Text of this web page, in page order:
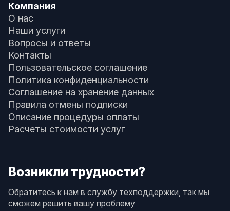
Компания
О нас
Наши услуги
Вопросы и ответы
Контакты
Пользовательское соглашение
Политика конфиденциальности
Соглашение на хранение данных
Правила отмены подписки
Описание процедуры оплаты
Расчеты стоимости услуг
Возникли трудности?
Обратитесь к нам в службу техподдержки, так мы
сможем решить вашу проблему